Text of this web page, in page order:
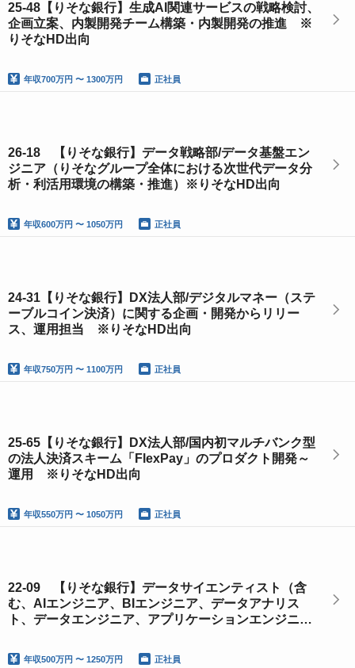
25-48【りそな銀行】生成AI関連サービスの戦略検討、
企画立案、内製開発チーム構築・内製開発の推進 ※
りそなHD出向
年収700万円 〜 1300万円 正社員
26-18 【りそな銀行】データ戦略部/データ基盤エン
ジニア（りそなグループ全体における次世代データ分
析・利活用環境の構築・推進）※りそなHD出向
年収600万円 〜 1050万円 正社員
24-31【りそな銀行】DX法人部/デジタルマネー（ステ
ーブルコイン決済）に関する企画・開発からリリー
ス、運用担当 ※りそなHD出向
年収750万円 〜 1100万円 正社員
25-65【りそな銀行】DX法人部/国内初マルチバンク型
の法人決済スキーム「FlexPay」のプロダクト開発～
運用 ※りそなHD出向
年収550万円 〜 1050万円 正社員
22-09 【りそな銀行】データサイエンティスト（含
む、AIエンジニア、BIエンジニア、データアナリス
ト、データエンジニア、アプリケーションエンジニ
年収500万円 〜 1250万円 正社員